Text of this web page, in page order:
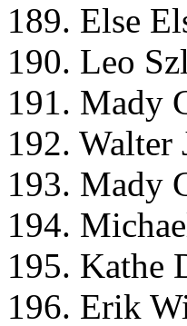
189. Else
190. Leo
191. Mady
192. Walter
193. Mady
194.
195. Kathe
196. Erik